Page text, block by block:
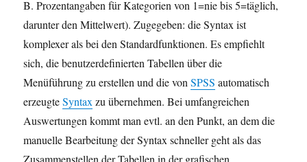
B. Prozentangaben für Kategorien von 1=nie bis 5=täglich,
darunter den Mittelwert). Zugegeben: die Syntax ist
komplexer als bei den Standardfunktionen. Es empfiehlt
sich, die benutzerdefinierten Tabellen über die
Menüführung zu erstellen und die vonSPSS automatisch
erzeugteSyntax zu übernehmen. Bei umfangreichen
Auswertungen kommt man evtl. an den Punkt, an dem die
manuelle Bearbeitung der Syntax schneller geht als das
Zusammenstellen der Tabellen in der grafischen